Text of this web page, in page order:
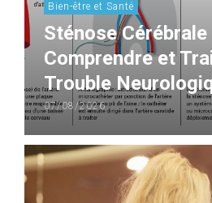
Bien-être et Santé
Sténose Cérébrale
Comprendre et
Trouble
07/08/2026